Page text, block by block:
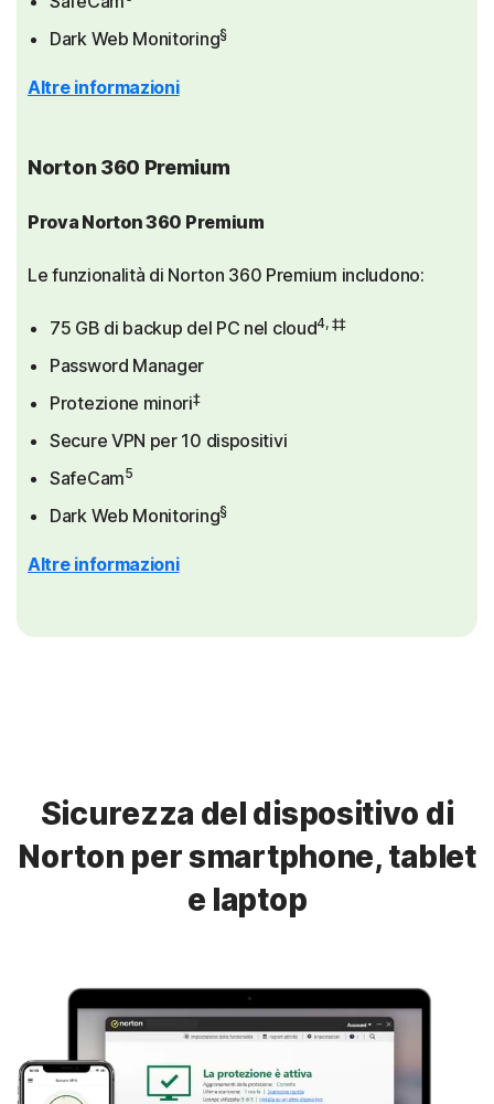
Dark Web Monitoring§
Altre informazioni
Norton 360 Premium
Prova Norton 360 Premium
Le funzionalità di Norton 360 Premium includono:
75 GB di backup del PC nel cloud4, ‡‡
Password Manager
Protezione minori‡
Secure VPN per 10 dispositivi
SafeCam5
Dark Web Monitoring§
Altre informazioni
Sicurezza del dispositivo di
Norton per smartphone, tablet
e laptop